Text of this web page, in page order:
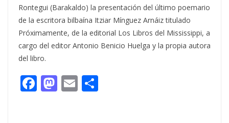
Rontegui (Barakaldo) la presentación del último poemario
de la escritora bilbaína Itziar Mínguez Arnáiz titulado
Próximamente, de la editorial Los Libros del Mississippi, a
cargo del editor Antonio Benicio Huelga y la propia autora
del libro.
F M E